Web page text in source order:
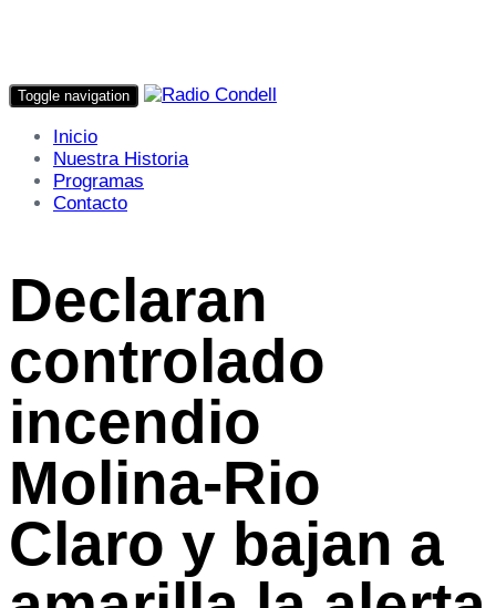
Toggle navigation
Inicio
Nuestra Historia
Programas
Contacto
Declaran
controlado
incendio
Molina-Rio
Claro y bajan a